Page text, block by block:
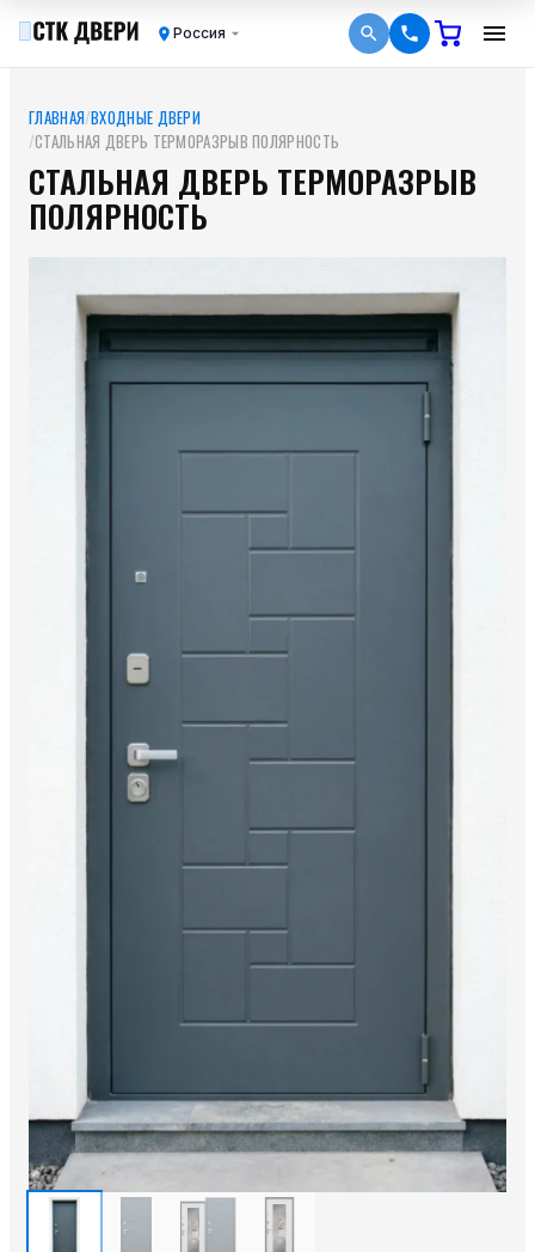
Россия
ГЛАВНАЯ/ВХОДНЫЕ ДВЕРИ
/СТАЛЬНАЯ ДВЕРЬ ТЕРМОРАЗРЫВ ПОЛЯРНОСТЬ
СТАЛЬНАЯ ДВЕРЬ ТЕРМОРАЗРЫВ
ПОЛЯРНОСТЬ